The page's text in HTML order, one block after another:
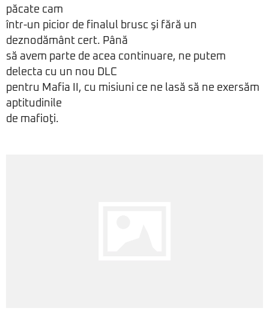
păcate cam
într-un picior de finalul brusc şi fără un
deznodământ cert. Până
să avem parte de acea continuare, ne putem
delecta cu un nou DLC
pentru Mafia II, cu misiuni ce ne lasă să ne exersăm
aptitudinile
de mafioţi.